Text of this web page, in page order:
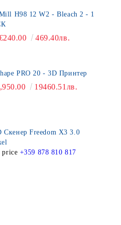
12 W2 - Bleach 2 - 1
469.40лв.
PRO 20 - 3D Принтер
19460.51лв.
Freedom X3 3.0
+359 878 810 817